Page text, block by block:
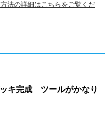
法の詳細はこちらをご覧くだ
キ完成 ツールがかなり